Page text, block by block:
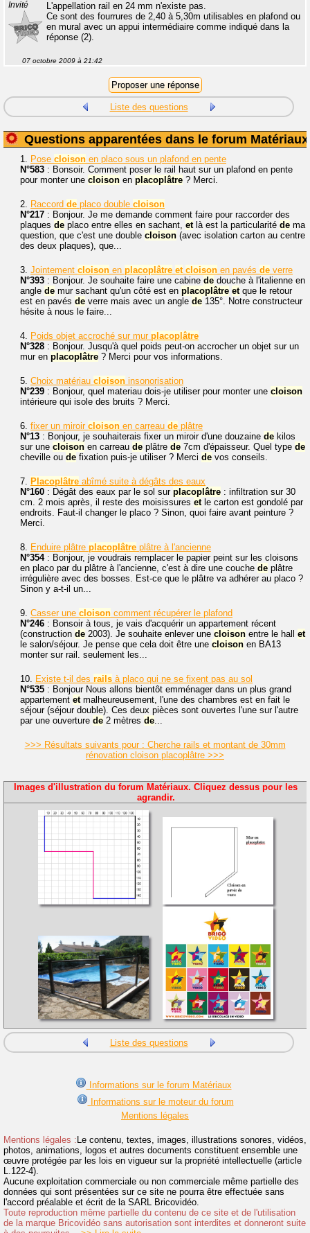
Invité
L'appellation rail en 24 mm n'existe pas.
Ce sont des fourrures de 2,40 à 5,30m utilisables en plafond ou
en mural avec un appui intermédiaire comme indiqué dans la
réponse (2).
07 octobre 2009 à 21:42
Liste des questions
Questions apparentées dans le forum Matériaux
1. Pose cloison en placo sous un plafond en pente
N°583 : Bonsoir. Comment poser le rail haut sur un plafond en pente
pour monter une cloison en placoplâtre ? Merci.
2. Raccord de placo double cloison
N°217 : Bonjour. Je me demande comment faire pour raccorder des
plaques de placo entre elles en sachant, etlà est la particularité de ma
question, que c'est une double cloison (avec isolation carton au centre
des deux plaques), que...
3. Jointement cloison en placoplâtre et cloison en pavés de verre
N°393 : Bonjour. Je souhaite faire une cabine de douche à l'italienne en
angle de mur sachant qu'un côté est en placoplâtre etque le retour
est en pavés de verre mais avec un angle de 135°. Notre constructeur
hésite à nous le faire...
4. Poids objet accroché sur mur placoplâtre
N°328 : Bonjour. Jusqu'à quel poids peut-on accrocher un objet sur un
mur en placoplâtre ? Merci pour vos informations.
5. Choix matériau cloison insonorisation
N°239 : Bonjour, quel materiau dois-je utiliser pour monter une cloison
intérieure qui isole des bruits ? Merci.
6. fixer un miroir cloison en carreau de plâtre
N°13 : Bonjour, je souhaiterais fixer un miroir d'une douzaine de kilos
sur une cloison en carreau de plâtre de 7cm d'épaisseur. Quel type de
cheville ou de fixation puis-je utiliser ? Merci de vos conseils.
7. Placoplâtre abîmé suite à dégâts des eaux
N°160 : Dégât des eaux par le sol sur placoplâtre : infiltration sur 30
cm. 2 mois après, il reste des moisissures etle carton est gondolé par
endroits. Faut-il changer le placo ? Sinon, quoi faire avant peinture ?
Merci.
8. Enduire plâtre placoplâtre plâtre à l'ancienne
N°354: Bonjour, je voudrais remplacer le papier peint sur les cloisons
en placo par du plâtre à l'ancienne, c'est à dire une couche de plâtre
irrégulière avec des bosses. Est-ce que le plâtre va adhérer au placo ?
Sinon y a-t-il un...
9. Casser une cloison comment récupérer le plafond
N°246 : Bonsoir à tous, je vais d'acquérir un appartement récent
(construction de 2003). Je souhaite enlever une cloison entre le hall et
le salon/séjour. Je pense que cela doit être une cloison en BA13
monter sur rail. seulement les...
10. Existe t-il des rails à placo qui ne se fixent pas au sol
N°535 : Bonjour Nous allons bientôt emménager dans un plus grand
appartement etmalheureusement, l'une des chambres est en fait le
séjour (séjour double). Ces deux pièces sont ouvertes l'une sur l'autre
par une ouverture de 2 mètres de...
>>> Résultats suivants pour : Cherche rails et montant de 30mm
rénovation cloison placoplâtre >>>
Images d'illustration du forum Matériaux. Cliquez dessus pour les
agrandir.
Liste des questions
Informations sur le forum Matériaux
Informations sur le moteur du forum
Mentions légales
Mentions légales :Le contenu, textes, images, illustrations sonores, vidéos,
photos, animations, logos et autres documents constituent ensemble une
œuvre protégée par les lois en vigueur sur la propriété intellectuelle (article
L.122-4).
Aucune exploitation commerciale ou non commerciale même partielle des
données qui sont présentées sur ce site ne pourra être effectuée sans
l'accord préalable et écrit de la SARL Bricovidéo.
Toute reproduction même partielle du contenu de ce site et de l'utilisation
de la marque Bricovidéo sans autorisation sont interdites et donneront suite